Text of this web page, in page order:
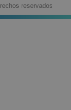
reservados